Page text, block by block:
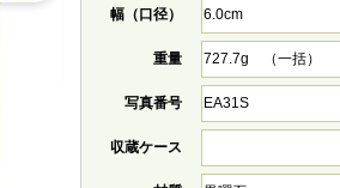
幅（口径） 6.0cm
重量 727.7g （一括）
写真番号 EA31S
収蔵ケース